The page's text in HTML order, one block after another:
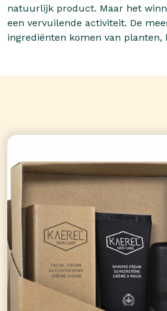
natuurlijk product. Maar het
een vervuilende activiteit. De
ingrediënten komen van planten,